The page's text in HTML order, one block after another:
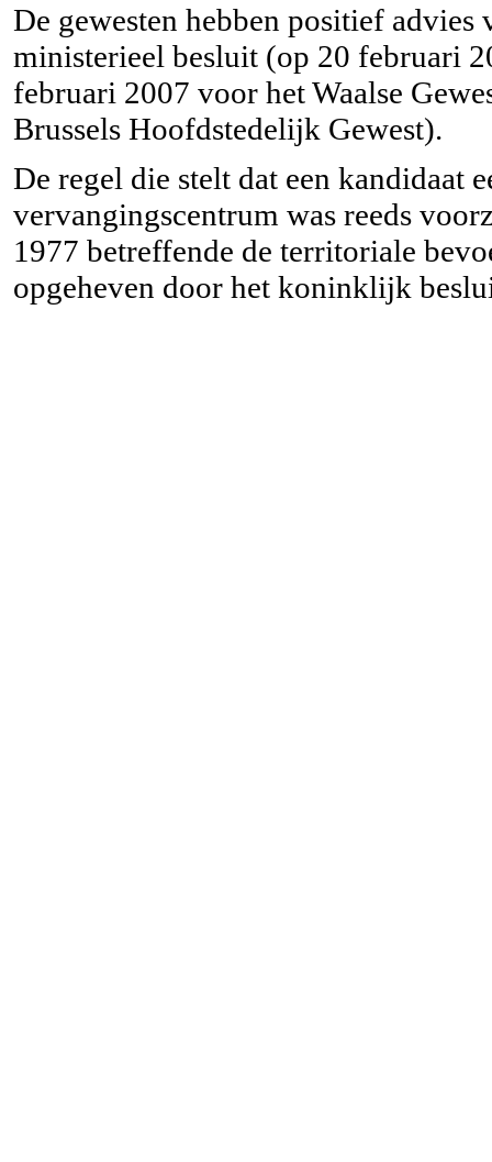
De gewesten hebben positief
ministerieel besluit (op 20 februari
februari 2007 voor het Waalse
Brussels Hoofdstedelijk Gewest).
De regel die stelt dat een kandidaat
vervangingscentrum was reeds
1977 betreffende de territoriale
opgeheven door het koninklijk